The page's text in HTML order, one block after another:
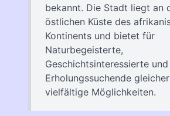
bekannt. Die Stadt liegt an
östlichen Küste des
Kontinents und bietet für
Naturbegeisterte,
Geschichtsinteressierte und
Erholungssuchende
vielfältige Möglichkeiten.